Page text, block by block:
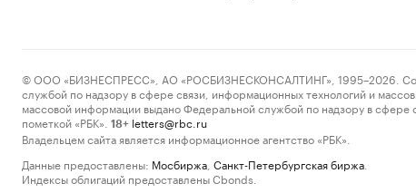
© ООО «БИЗНЕСПРЕСС», АО «РОСБИЗНЕСКОНСАЛТИНГ», 1995–2026.
службой по надзору в сфере связи, информационных технологий и
массовой информации выдано Федеральной службой по надзору в
пометкой «РБК».
18+ letters@rbc.ru
Владельцем сайта является информационное агентство «РБК».
Данные предоставлены: Мосбиржа Санкт-Петербургская биржа
Индексы облигаций предоставлены Cbonds.